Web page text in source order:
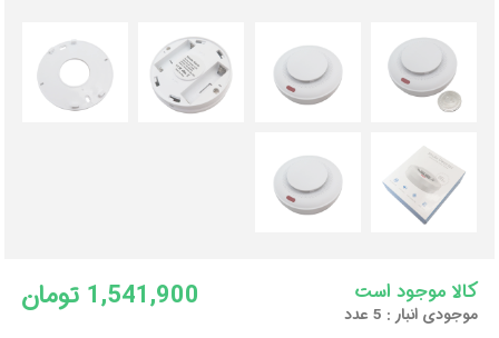
1,541,900 تومان کالا موجود است
موجودی انبار : 5 عدد